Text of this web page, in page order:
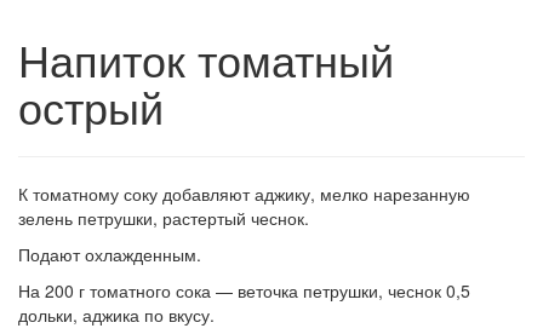
Напиток томатный
острый
К томатному соку добавляют аджику, мелко нарезанную
зелень петрушки, растертый чеснок.
Подают охлажденным.
На 200 г томатного сока — веточка петрушки, чеснок 0,5
дольки, аджика по вкусу.